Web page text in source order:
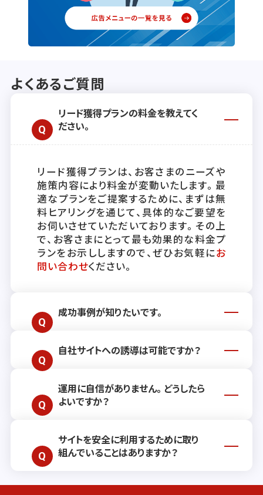
よくあるご質問
リード獲得プランの料金を教えてく
ださい。
リード獲得プランは、お客さまのニーズや
施策内容により料金が変動いたします。最
適なプランをご提案するために、まずは無
料ヒアリングを通じて、具体的なご要望を
お伺いさせていただいております。その上
で、お客さまにとって最も効果的な料金プ
ランをお示ししますので、ぜひお気軽にお
問い合わせください。
成功事例が知りたいです。
リード獲得プランを活用されたお客さまの
具体的な成功事例を、本サイト内の
紹介ページでご紹介しております。事例に
基づく効果や施策の流れをご確認いただ
き、導入の参考にしていただけます。
自社サイトへの誘導は可能ですか？
可能です。短期的かつ強力に自社サイト
への誘導を行うサービスもございますの
運用に自信がありません。どうしたら
よいですか？
運用面で不安をお持ちの方にもご安心い
ただけるよう、当社では定期的なサポー
具体的な運用方法や改善施策につきまし
サイトを安全に利用するために取り
組んでいることはありますか？